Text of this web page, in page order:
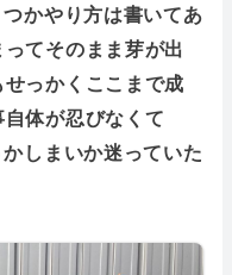
かやり方は書いてあ
てそのまま芽が出
っかくここまで成
体が忍びなくて
しまいか迷っていた